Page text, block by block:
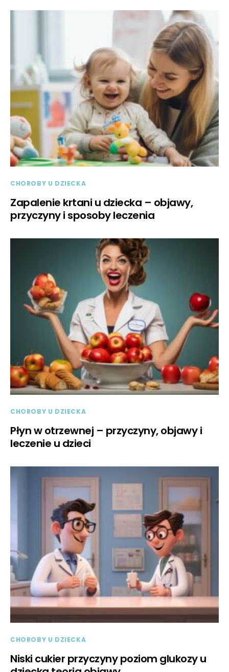
CHOROBY U DZIECKA
Zapalenie krtani u dziecka – objawy,
przyczyny i sposoby leczenia
CHOROBY U DZIECKA
Płyn w otrzewnej – przyczyny, objawy i
leczenie u dzieci
CHOROBY U DZIECKA
Niski cukier przyczyny poziom glukozy u